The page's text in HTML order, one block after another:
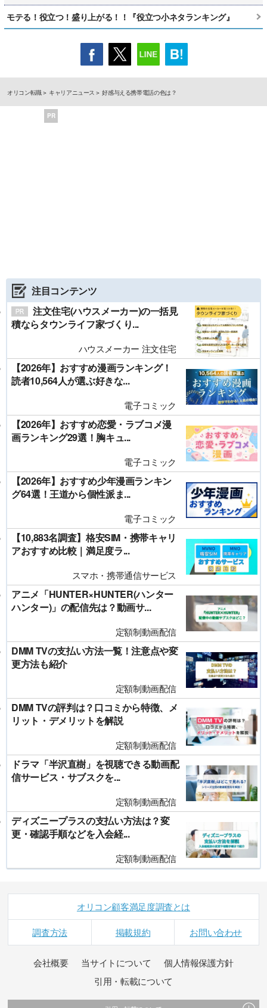
モテる！役立つ！盛り上がる！！『役立つ小ネタランキング』
オリコン転職 キャリアニュース 好感与える携帯電話の色は？
PR
注目コンテンツ
注文住宅(ハウスメーカー)の一括見
積ならタウンライフ家づくり...
ハウスメーカー 注文住宅
【2026年】おすすめ漫画ランキング！
読者10,564人が選ぶ好きな...
電子コミック
【2026年】おすすめ恋愛・ラブコメ漫
画ランキング29選！胸キュ...
電子コミック
【2026年】おすすめ少年漫画ランキン
グ64選！王道から個性派ま...
電子コミック
【10,883名調査】格安SIM・携帯キャリ
アおすすめ比較｜満足度ラ...
スマホ・携帯通信サービス
アニメ「HUNTER×HUNTER(ハンター
ハンター)」の配信先は？動画サ...
定額制動画配信
DMM TVの支払い方法一覧！注意点や変
更方法も紹介
定額制動画配信
DMM TVの評判は？口コミから特徴、メ
リット・デメリットを解説
定額制動画配信
ドラマ「半沢直樹」を視聴できる動画配
信サービス・サブスクを...
定額制動画配信
ディズニープラスの支払い方法は？変
更・確認手順などを入会経...
定額制動画配信
オリコン顧客満足度調査とは
調査方法 掲載規約 お問い合わせ
会社概要 当サイトについて
個人情報保護方針
引用・転載について